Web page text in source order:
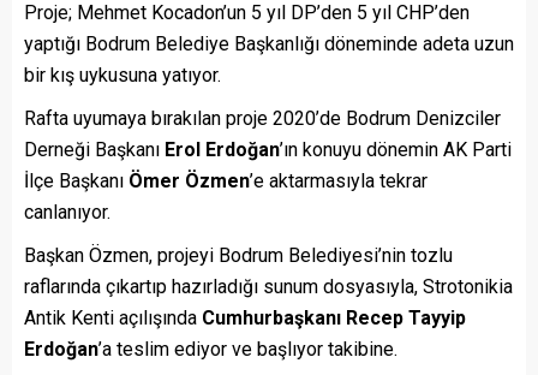
Proje; Mehmet Kocadon’un 5 yıl DP’den 5 yıl CHP’den
yaptığı Bodrum Belediye Başkanlığı döneminde adeta uzun
bir kış uykusuna yatıyor.
Rafta uyumaya bırakılan proje 2020’de Bodrum Denizciler
Derneği Başkanı Erol Erdoğan’ın konuyu dönemin AK Parti
İlçe Başkanı Ömer Özmen’e aktarmasıyla tekrar
canlanıyor.
Başkan Özmen, projeyi Bodrum Belediyesi’nin tozlu
raflarında çıkartıp hazırladığı sunum dosyasıyla, Strotonikia
Antik Kenti açılışında Cumhurbaşkanı Recep Tayyip
Erdoğan’a teslim ediyor ve başlıyor takibine.